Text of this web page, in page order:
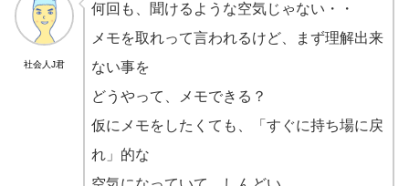
社会人J君
何回も、聞けるような空気じゃない・・
メモを取れって言われるけど、まず理解出来
ない事を
どうやって、メモできる？
仮にメモをしたくても、「すぐに持ち場に戻
れ」的な